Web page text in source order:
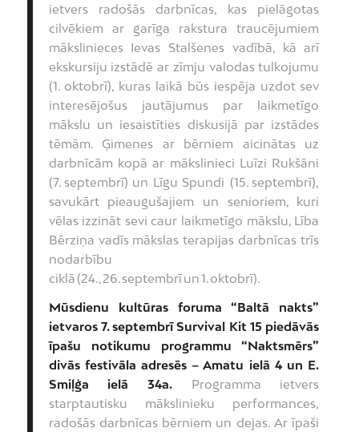
ietvers radošās darbnīcas, kas pielāgotas
cilvēkiem ar garīga rakstura traucējumiem
mākslinieces Ievas Stalšenes vadībā, kā arī
ekskursiju izstādē ar zīmju valodas tulkojumu
(1. oktobrī), kuras laikā būs iespēja uzdot sev
interesējošus jautājumus par laikmetīgo
mākslu un iesaistīties diskusijā par izstādes
tēmām. Ģimenes ar bērniem aicinātas uz
darbnīcām kopā ar mākslinieci Luīzi Rukšāni
(7. septembrī) un Līgu Spundi (15. septembrī),
savukārt pieaugušajiem un senioriem, kuri
vēlas izzināt sevi caur laikmetīgo mākslu, Lība
Bērziņa vadīs mākslas terapijas darbnīcas trīs
nodarbību
ciklā (24., 26. septembrī un 1. oktobrī).
Mūsdienu kultūras foruma “Baltā nakts”
ietvaros 7. septembrī Survival Kit 15 piedāvās
īpašu notikumu programmu “Naktsmērs”
divās festivāla adresēs – Amatu ielā 4 un E.
Smiļģa ielā 34a.Programma ietvers
starptautisku mākslinieku performances,
radošās darbnīcas bērniem un dejas. Ar īpaši